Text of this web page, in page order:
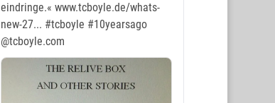
eindringe.« www.tcboyle.de/whats-
new-27... #tcboyle #10yearsago
@tcboyle.com